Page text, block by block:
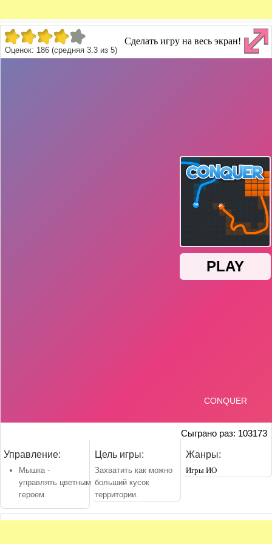
Оценок: 186 (средняя 3.3 из 5)
Сделать игру на весь экран!
Сыграно раз: 103173
Управление:
Мышка -
управлять цветным
героем.
Цель игры:
Захватить как можно
больший кусок
территории.
Жанры:
Игры ИО